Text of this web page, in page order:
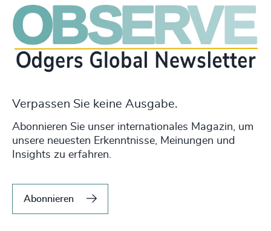
Verpassen Sie keine Ausgabe.
Abonnieren Sie unser internationales Magazin, um
unsere neuesten Erkenntnisse, Meinungen und
Insights zu erfahren.
Abonnieren